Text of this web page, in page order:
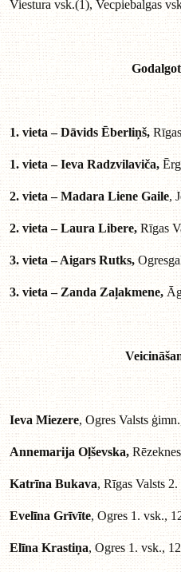
Viestura vsk.(1), Vecpiebalgas
1. vieta – Dāvids Ēberliņš,
1. vieta – Ieva Radzvilaviča,
2. vieta – Madara Liene Gaile,
2. vieta – Laura Libere,Rīgas
3. vieta – Aigars Rutks,
3. vieta – Zanda Zaļakmene,
Ieva Miezere, Ogres Valsts
Annemarija Oļševska,
Katrīna Bukava, Rīgas Valsts
Evelīna Grīvīte, Ogres 1. vsk.,
Elīna Krastiņa, Ogres 1. vsk.,